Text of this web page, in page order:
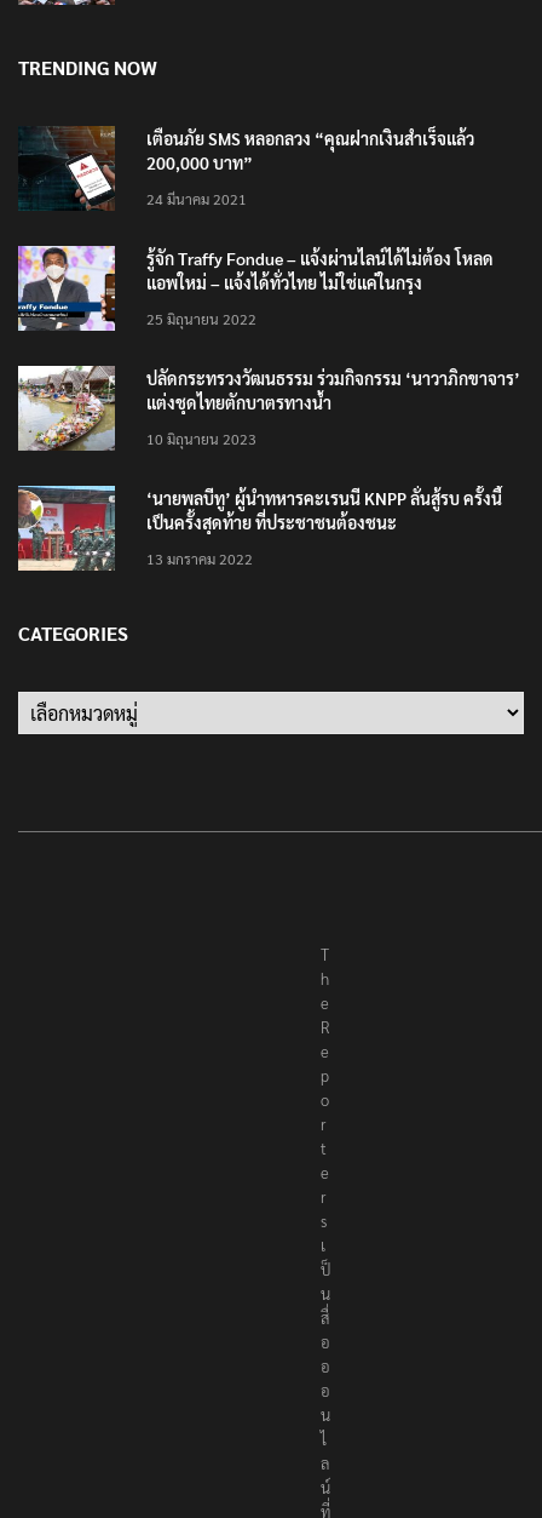
TRENDING NOW
เตือนภัย SMS หลอกลวง “คุณฝากเงินสำเร็จแล้ว
200,000 บาท”
24 มีนาคม 2021
รู้จัก Traffy Fondue – แจ้งผ่านไลน์ได้ไม่ต้อง โหลด
แอพใหม่ – แจ้งได้ทั่วไทย ไม่ใช่แค่ในกรุง
25 มิถุนายน 2022
ปลัดกระทรวงวัฒนธรรม ร่วมกิจกรรม ‘นาวาภิกขาจาร’
แต่งชุดไทยตักบาตรทางน้ำ
10 มิถุนายน 2023
‘นายพลบีทู’ ผู้นำทหารคะเรนนี KNPP ลั่นสู้รบ ครั้งนี้
เป็นครั้งสุดท้าย ที่ประชาชนต้องชนะ
13 มกราคม 2022
CATEGORIES
Categories
T
h
e
R
e
p
o
r
t
e
r
s
เ
ป็
น
สื่
อ
อ
อ
น
ไ
ล
น์
ที่